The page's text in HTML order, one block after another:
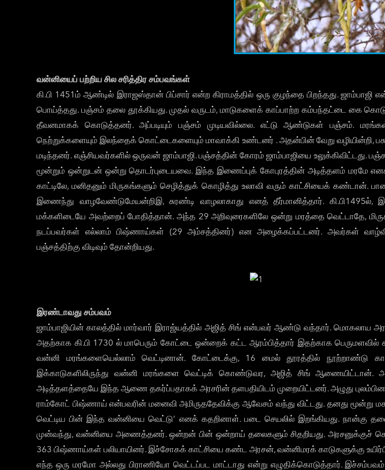
வன்னியைப் பற்றிய சில சரித்திர சம்பவங்கள்
கி.பி 1451ம் ஆண்டில் இராஜஸ்தான் பிப்சார் என்ற கிராமத்தில் ஒரு குழந்தை பிறந்தது.
பொய்த்தது. பஞ்சம் தலை தூக்கியது. முதல் வருடம், மாடுகளைக் காப்பாற்ற கம்பந்தட்டை கை
தீவனமாகக் கொடுத்தனர். அப்படியும் பஞ்சம் முடியவில்லை. எட்டு ஆண்டுகள் பஞ்சம்.
நெற்றுக்களையும் இலந்தைக் கொட்டைகளையும் மாவாக்கி உண்டனர் . அதன்பின் வேறு வழியின்றி,
மடிந்தனர். எஞ்சியவர்களில் ஒருவன் ஜாம்பாஜி. பஞ்சத்தின் கோரம் ஜாம்பாஜியை
மூன்றும் ஒன்றுடன் ஒன்று தொடர்புடையவை. இந்த இணைப்புக் கோபுரத்தின் அடித்தளம் மரமே
காட்டிலே, மனிதனும் மிருகங்களும் செழித்துக் கொழித்து உலாவி வரும் காட்சியைக்
இணைந்து வாழவேண்டுமேயன்றிஇ, சுரண்டி வாழலாகாது எனத் தீர்மானித்தார்.
மக்களிடையே அவற்றைப் போதித்தான். அந்த 29 அறிவுரைகளிலே ஒன்று மரத்தை வெட்டாதே,
நடப்பவர்கள் எல்லாம் பிஷ்ணாய்கள் (29 அம்சத்தினர்) என அழைக்கப்பட்டனர். அவர்கள்
பஞ்சத்திற்கு விடிவும் தோன்றியது.
இரண்டாவது சம்பவம்
ஜாம்பாஜியின் காலத்தில் மார்வார் இராஜ்யத்தில் அஜித் சிங் என்பவர் ஆண்டு வந்தார். மொகலாய
அதற்காக கி.பி 1730 ல் மாபெரும் கோட்டை ஒன்றைக் கட்ட ஆரம்பித்தார் இதற்காக பெருமளவில்
வன்னி மரங்களையெல்லாம் வெட்டினான். கோட்டைக்கு, 16 மைல் தூரத்தில் நூற்றாண்டு
இக்காடுகளிலிருந்து வன்னி மரங்களை வெட்டிக் கொண்டுவர, அஜித் சிங் ஆணையிட்டான்.
அடித்தளத்தையே இந்த ஆணை தகர்ப்பதாகக் அரசரின் தளபதியிடம் முறையிட்டனர். அழுது
ராம்கோட் பிஷ்ணாய் என்பவரின் மனைவி அமிருததேவிக்கு ஆவேசம் வந்து விட்டது. தனது
வெட்டிய பின் இந்த வன்னியை வெட்டு’ எனக் கதறினாள். படை செயலில் இறங்கியது. நான்கு
முன்வந்து, வன்னியை அணைத்தனர். ஒன்றன் பின் ஒன்றாய் தலைகளும் சிதறியது. அரசனுக்குச்
363 பிஷ்ணாய்கள் பலியாயினர். இச்சோகக் காட்சியை கண்ட அரசன், வன்னிமரக் காடுகளுக்கு
எந்த ஒரு மரமோ அல்லது பிராணியோ வெட்டப்பட மாட்டாது என்று எழுதிக்கொடுத்தார்.